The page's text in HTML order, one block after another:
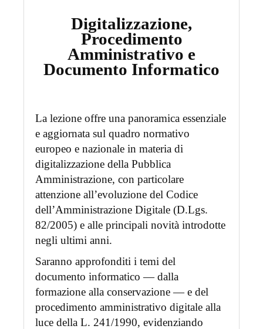
Digitalizzazione,
Procedimento
Amministrativo e
Documento Informatico
La lezione offre una panoramica essenziale
e aggiornata sul quadro normativo
europeo e nazionale in materia di
digitalizzazione della Pubblica
Amministrazione, con particolare
attenzione all’evoluzione del Codice
dell’Amministrazione Digitale (D.Lgs.
82/2005) e alle principali novità introdotte
negli ultimi anni.
Saranno approfonditi i temi del
documento informatico — dalla
formazione alla conservazione — e del
procedimento amministrativo digitale alla
luce della L. 241/1990, evidenziando